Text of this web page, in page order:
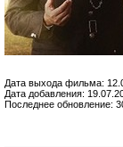
Дата выхода фильма:
Дата добавления:
Последнее обновление: